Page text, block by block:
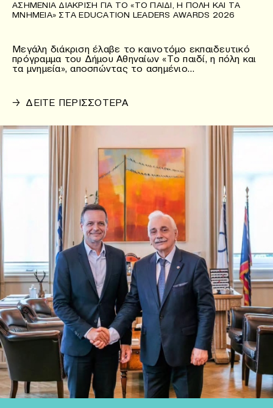
ΑΣΗΜΈΝΙΑ ΔΙΆΚΡΙΣΗ ΓΙΑ ΤΟ «ΤΟ ΠΑΙΔΊ, Η ΠΌΛΗ ΚΑΙ ΤΑ
ΜΝΗΜΕΊΑ» ΣΤΑ EDUCATION LEADERS AWARDS 2026
Μεγάλη διάκριση έλαβε το καινοτόμο εκπαιδευτικό
πρόγραμμα του Δήμου Αθηναίων «Το παιδί, η πόλη και
τα μνημεία», αποσπώντας το ασημένιο…
→ ΔΕΙΤΕ ΠΕΡΙΣΣΟΤΕΡΑ